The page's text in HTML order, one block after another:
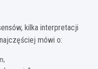
kilka interpretacji
mówi o: